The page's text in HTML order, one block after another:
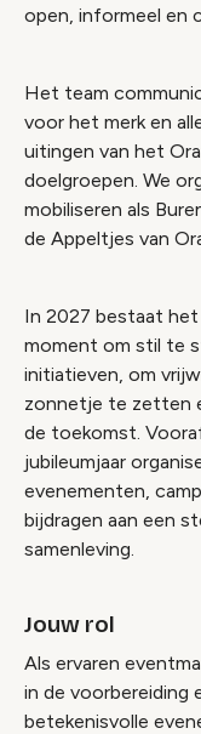
open, informeel en
Het team
voor het merk en
uitingen van het
doelgroepen. We
mobiliseren als
de Appeltjes van
In 2027 bestaat het
moment om stil te
initiatieven, om
zonnetje te zetten
de toekomst.
jubileumjaar
evenementen,
bijdragen aan een
samenleving.
Jouw rol
Als ervaren
in de voorbereiding
betekenisvolle